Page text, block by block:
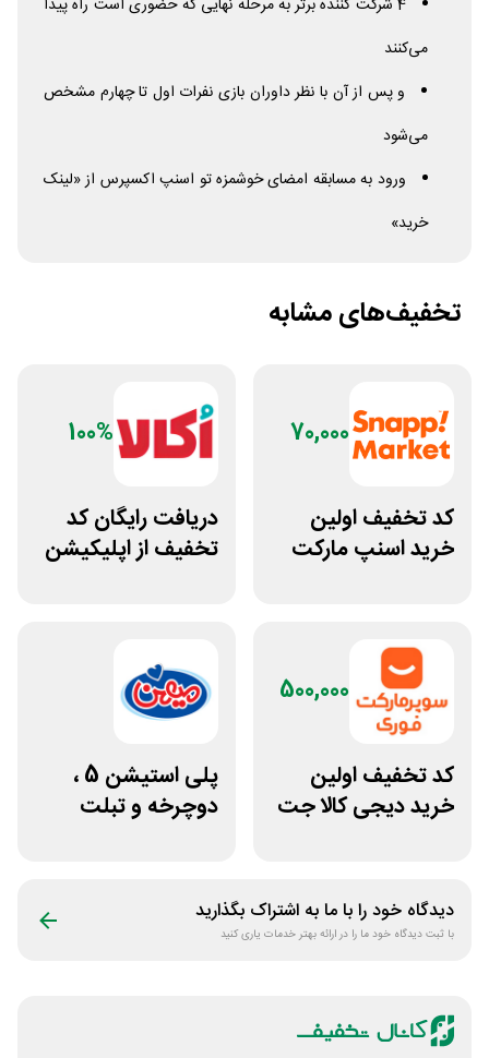
4 شرکت کننده برتر به مرحله نهایی که حضوری است راه پیدا
می‌کنند
و پس از آن با نظر داوران بازی نفرات اول تا چهارم مشخص
می‌شود
ورود به مسابقه امضای خوشمزه تو اسنپ اکسپرس از «لینک
خرید»
تخفیف‌های مشابه
70,000
کد تخفیف اولین
خرید اسنپ مارکت
100%
دریافت رایگان کد
تخفیف از اپلیکیشن
500,000
کد تخفیف اولین
خرید دیجی کالا جت
پلی استیشن 5 ،
دوچرخه و تبلت
دیدگاه خود را با ما به اشتراک بگذارید
با ثبت دیدگاه خود ما را در ارائه بهتر خدمات یاری کنید